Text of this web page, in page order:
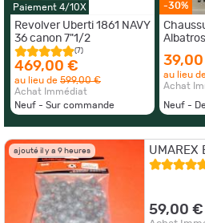
ajouté il y a 9 heures UMAREX
59,00 €
Paiement 4/10X
Revolver Uberti 1861 NAVY
36 canon 7"1/2
(7)
469,00 €
au lieu de 599,00 €
Achat Immédiat
Neuf - Sur commande
-30%
au lieu
Achat
Neuf -